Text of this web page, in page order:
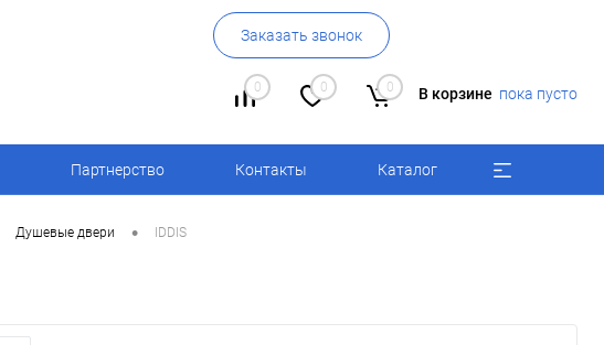
Заказать звонок
0 0 0 В корзине пока пусто
Партнерство Контакты Каталог
Душевые двери • IDDIS